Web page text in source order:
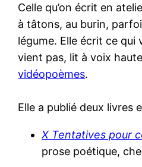
Celle qu’on écrit en
à tâtons, au burin,
légume. Elle écrit ce qui
vient pas, lit à voix
vidéopoèmes.
Elle a publié deux livres
X Tentatives pour
prose poétique,